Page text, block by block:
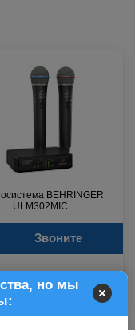
но мы
BEHRINGER
ULM302MIC
Звоните
18 200 р.